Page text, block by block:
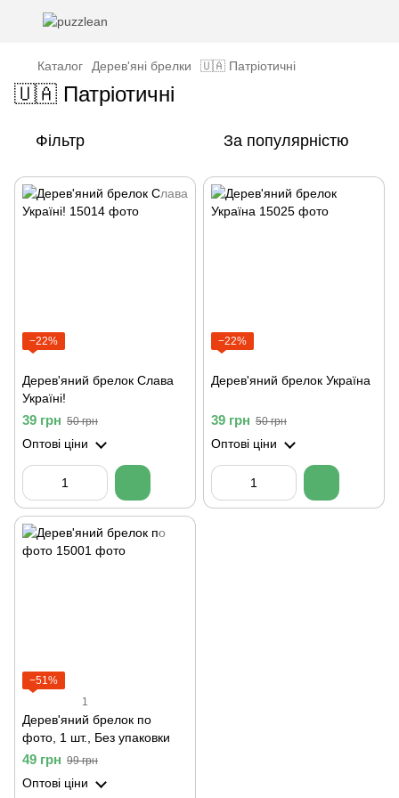
Каталог Дерев'яні брелки 🇺🇦 Патріотичні
🇺🇦 Патріотичні
Фільтр За популярністю
−22%
Дерев'яний брелок Слава
Україні!
39 грн 50 грн
Оптові ціни
−22%
Дерев'яний брелок Україна
39 грн 50 грн
Оптові ціни
−51%
1
Дерев'яний брелок по
фото, 1 шт., Без упаковки
49 грн 99 грн
Оптові ціни